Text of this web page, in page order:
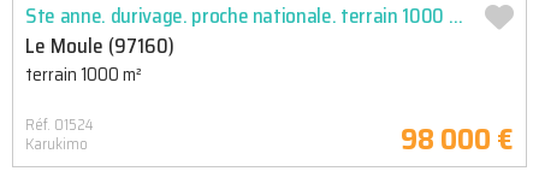
Ste anne. durivage. proche nationale. terrain 1000 m2. non viabilise. pente legere. 98 000 e fai
Le Moule (97160)
terrain 1000 m²
Réf. 01524
Karukimo 98 000 €